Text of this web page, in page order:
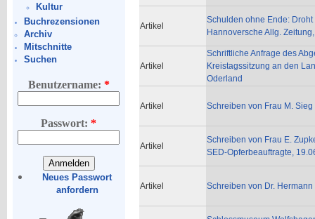
Kultur
Buchrezensionen
Archiv
Mitschnitte
Suchen
Benutzername: *
Passwort:*
Neues Passwort
anfordern
Artikel
Schulden ohne Ende:
Hannoversche Allg.
Artikel
Schriftliche Anfrage des
Kreistagssitzung an den
Oderland
Artikel Schreiben von Frau M. Sieg
Artikel
Schreiben von Frau E.
SED-Opferbeauftragte,
Artikel Schreiben von Dr.